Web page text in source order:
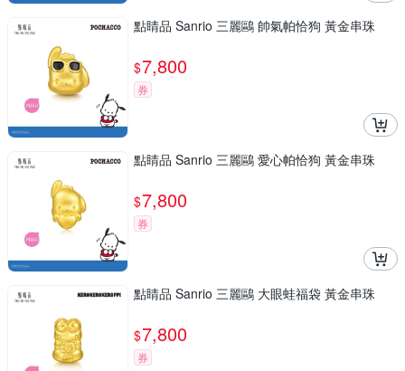
點睛品 Sanrio 三麗鷗 帥氣帕恰狗 黃金串珠
$7,800
券
點睛品 Sanrio 三麗鷗 愛心帕恰狗 黃金串珠
$7,800
券
點睛品 Sanrio 三麗鷗 大眼蛙福袋 黃金串珠
$7,800
券